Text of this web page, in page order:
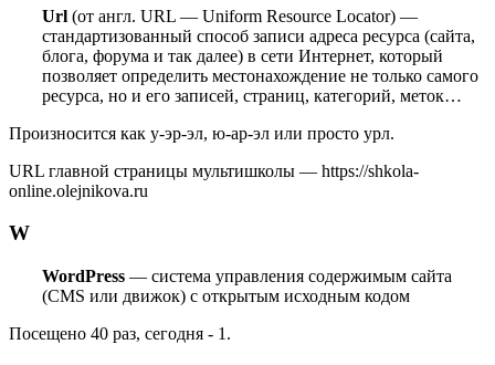
Url (от англ. URL — Uniform Resource Locator) —
стандартизованный способ записи адреса ресурса (сайта,
блога, форума и так далее) в сети Интернет, который
позволяет определить местонахождение не только самого
ресурса, но и его записей, страниц, категорий, меток…
Произносится как у-эр-эл, ю-ар-эл или просто урл.
URL главной страницы мультишколы — https://shkola-
online.olejnikova.ru
W
WordPress — система управления содержимым сайта
(CMS или движок) с открытым исходным кодом
Посещено 40 раз, сегодня - 1.